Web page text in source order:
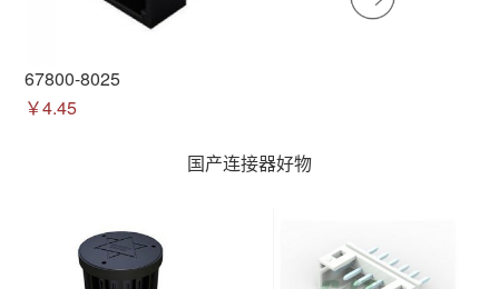
67800-8025
￥4.45
国产连接器好物